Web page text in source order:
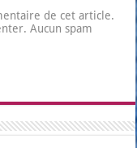
de cet article.
Aucun spam